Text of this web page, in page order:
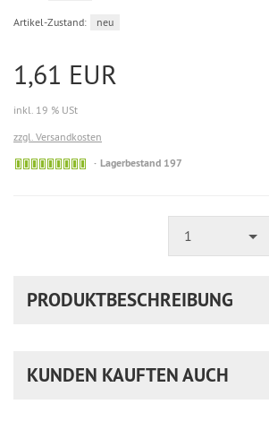
Artikel-Zustand: neu
1,61 EUR
inkl. 19 % USt
zzgl. Versandkosten
Lagerbestand 197
1
PRODUKTBESCHREIBUNG
KUNDEN KAUFTEN AUCH